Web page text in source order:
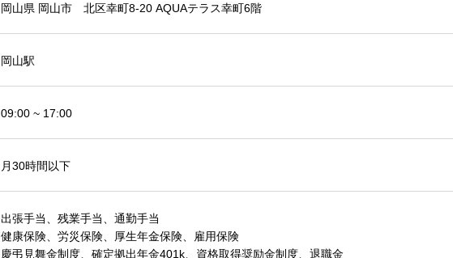
岡山県 岡山市 北区幸町8-20 AQUAテラス幸町6階
岡山駅
09:00 ~ 17:00
月30時間以下
出張手当、残業手当、通勤手当
健康保険、労災保険、厚生年金保険、雇用保険
慶弔見舞金制度、確定拠出年金401k、資格取得奨励金制度、退職金